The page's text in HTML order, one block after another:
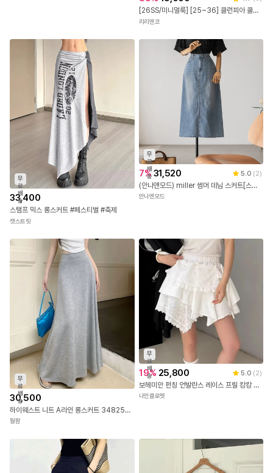
[26SS/미니멀룩] [25~36] 클런피아 쿨링 데님 뒷트임 롱 스커트(여름-신상-데일리룩-데이트룩-출근룩-모던룩-클래식룩-빅사이즈-120사이즈-자체제작-여름스커트-청치마-데님스커트)
리리앤코
무
료
배
송
33,400
스탬프 믹스 롱스커트 #페스티벌 #축제
캣스트릿
무
료
배
송
7%31,520 5.0 (2)
(안나앤모드) miller 썸머 데님 스커트[스커트EF59]
안나앤모드
무
료
배
송
30,500
하이웨스트 니트 A라인 롱스커트 3482509
뭘팜
무
료
배
송
19% 25,800 5.0 (2)
보헤미안 펀칭 언발란스 레이스 프릴 캉캉 미니 랩 스커트 밴딩 발레코어 속바지 레이어드 라인 댄스 치마
나인클로젯